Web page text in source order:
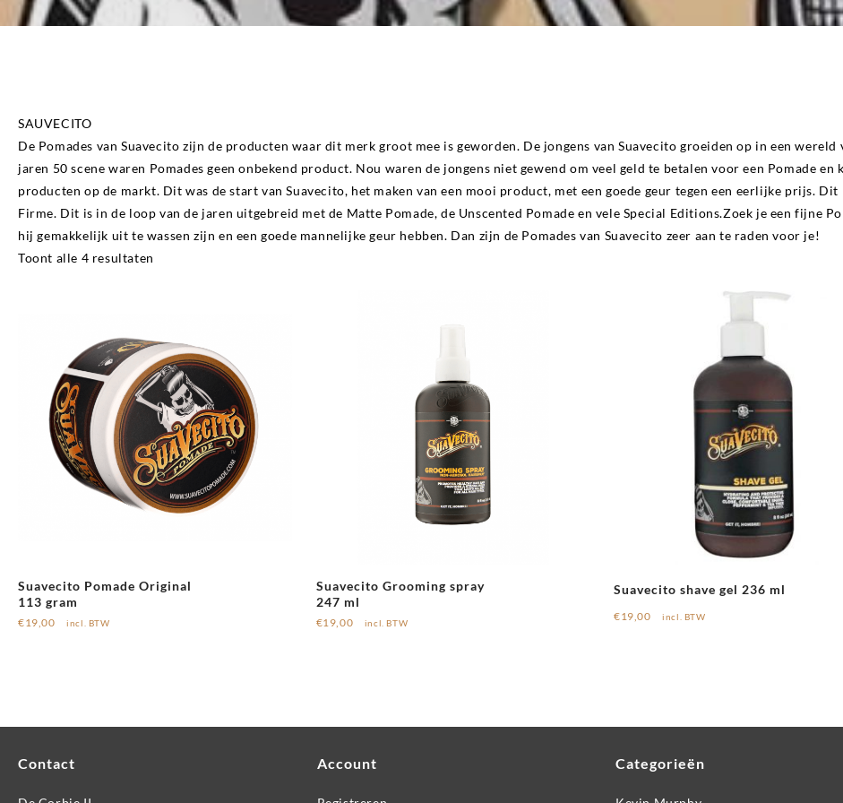
SAUVECITO
De Pomades van Suavecito zijn de producten waar dit merk groot mee is geworden. De jongens van Suavecito groeiden op in een wereld
jaren 50 scene waren Pomades geen onbekend product. Nou waren de jongens niet gewend om veel geld te betalen voor een Pomade
producten op de markt. Dit was de start van Suavecito, het maken van een mooi product, met een goede geur tegen een eerlijke prijs.
Firme. Dit is in de loop van de jaren uitgebreid met de Matte Pomade, de Unscented Pomade en vele Special Editions.Zoek je een fijne
hij gemakkelijk uit te wassen zijn en een goede mannelijke geur hebben. Dan zijn de Pomades van Suavecito zeer aan te raden voor je!
Toont alle 4 resultaten
Suavecito Pomade Original
113 gram
€19,00 incl. BTW
Suavecito Grooming spray
247 ml
€19,00 incl. BTW
Suavecito shave gel 236 ml
€19,00 incl. BTW
Contact Account Categorieën